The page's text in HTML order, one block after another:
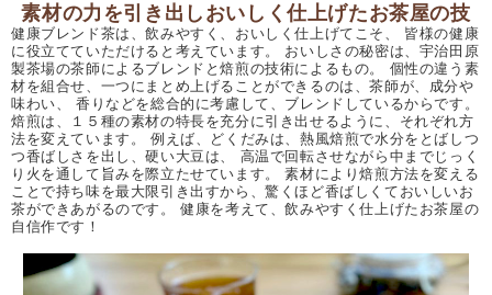
素材の力を引き出しおいしく仕上げたお茶屋の技
健康ブレンド茶は、飲みやすく、おいしく仕上げてこそ、 皆様の健康
に役立てていただけると考えています。 おいしさの秘密は、宇治田原
製茶場の茶師によるブレンドと焙煎の技術によるもの。 個性の違う素
材を組合せ、一つにまとめ上げることができるのは、茶師が、成分や
味わい、 香りなどを総合的に考慮して、ブレンドしているからです。
焙煎は、１５種の素材の特長を充分に引き出せるように、それぞれ方
法を変えています。 例えば、どくだみは、熱風焙煎で水分をとばしつ
つ香ばしさを出し、硬い大豆は、 高温で回転させながら中までじっく
り火を通して旨みを際立たせています。 素材により焙煎方法を変える
ことで持ち味を最大限引き出すから、驚くほど香ばしくておいしいお
茶ができあがるのです。 健康を考えて、飲みやすく仕上げたお茶屋の
自信作です！